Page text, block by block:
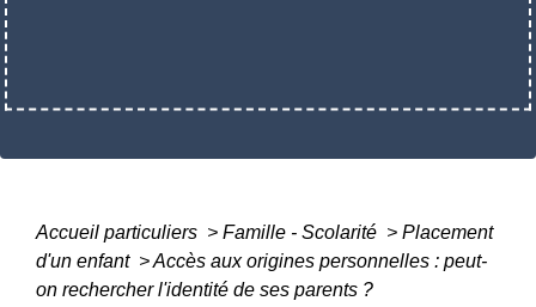
Accueil particuliers > Famille - Scolarité > Placement
d'un enfant >Accès aux origines personnelles : peut-
on rechercher l'identité de ses parents ?